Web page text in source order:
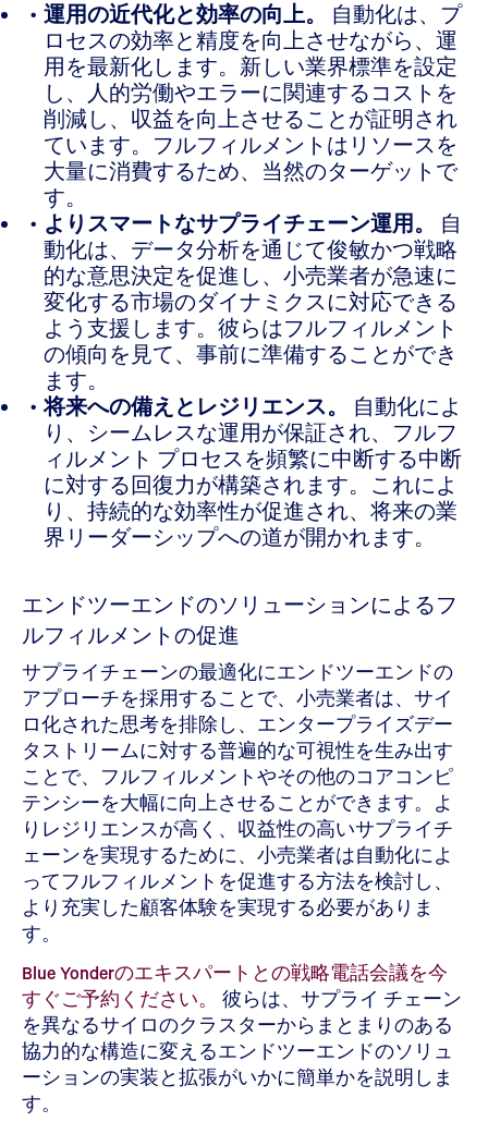
運用の近代化と効率の向上。 自動化は、プ
ロセスの効率と精度を向上させながら、運
用を最新化します。新しい業界標準を設定
し、人的労働やエラーに関連するコストを
削減し、収益を向上させることが証明され
ています。フルフィルメントはリソースを
大量に消費するため、当然のターゲットで
す。
よりスマートなサプライチェーン運用。 自
動化は、データ分析を通じて俊敏かつ戦略
的な意思決定を促進し、小売業者が急速に
変化する市場のダイナミクスに対応できる
よう支援します。彼らはフルフィルメント
の傾向を見て、事前に準備することができ
ます。
将来への備えとレジリエンス。 自動化によ
り、シームレスな運用が保証され、フルフ
ィルメント プロセスを頻繁に中断する中断
に対する回復力が構築されます。これによ
り、持続的な効率性が促進され、将来の業
界リーダーシップへの道が開かれます。
エンドツーエンドのソリューションによるフ
ルフィルメントの促進
サプライチェーンの最適化にエンドツーエンドの
アプローチを採用することで、小売業者は、サイ
ロ化された思考を排除し、エンタープライズデー
タストリームに対する普遍的な可視性を生み出す
ことで、フルフィルメントやその他のコアコンピ
テンシーを大幅に向上させることができます。よ
りレジリエンスが高く、収益性の高いサプライチ
ェーンを実現するために、小売業者は自動化によ
ってフルフィルメントを促進する方法を検討し、
より充実した顧客体験を実現する必要がありま
す。
Blue Yonderのエキスパートとの戦略電話会議を今
すぐご予約ください。 彼らは、サプライ チェーン
を異なるサイロのクラスターからまとまりのある
協力的な構造に変えるエンドツーエンドのソリュ
ーションの実装と拡張がいかに簡単かを説明しま
す。